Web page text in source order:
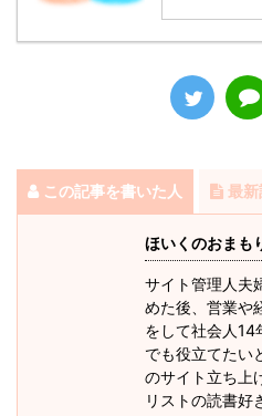
この記事を書いた人 最
ほいくのおまも
サイト管理人夫
めた後、営業や
をして社会人14
でも役立てたい
のサイト立ち上
リストの読書好